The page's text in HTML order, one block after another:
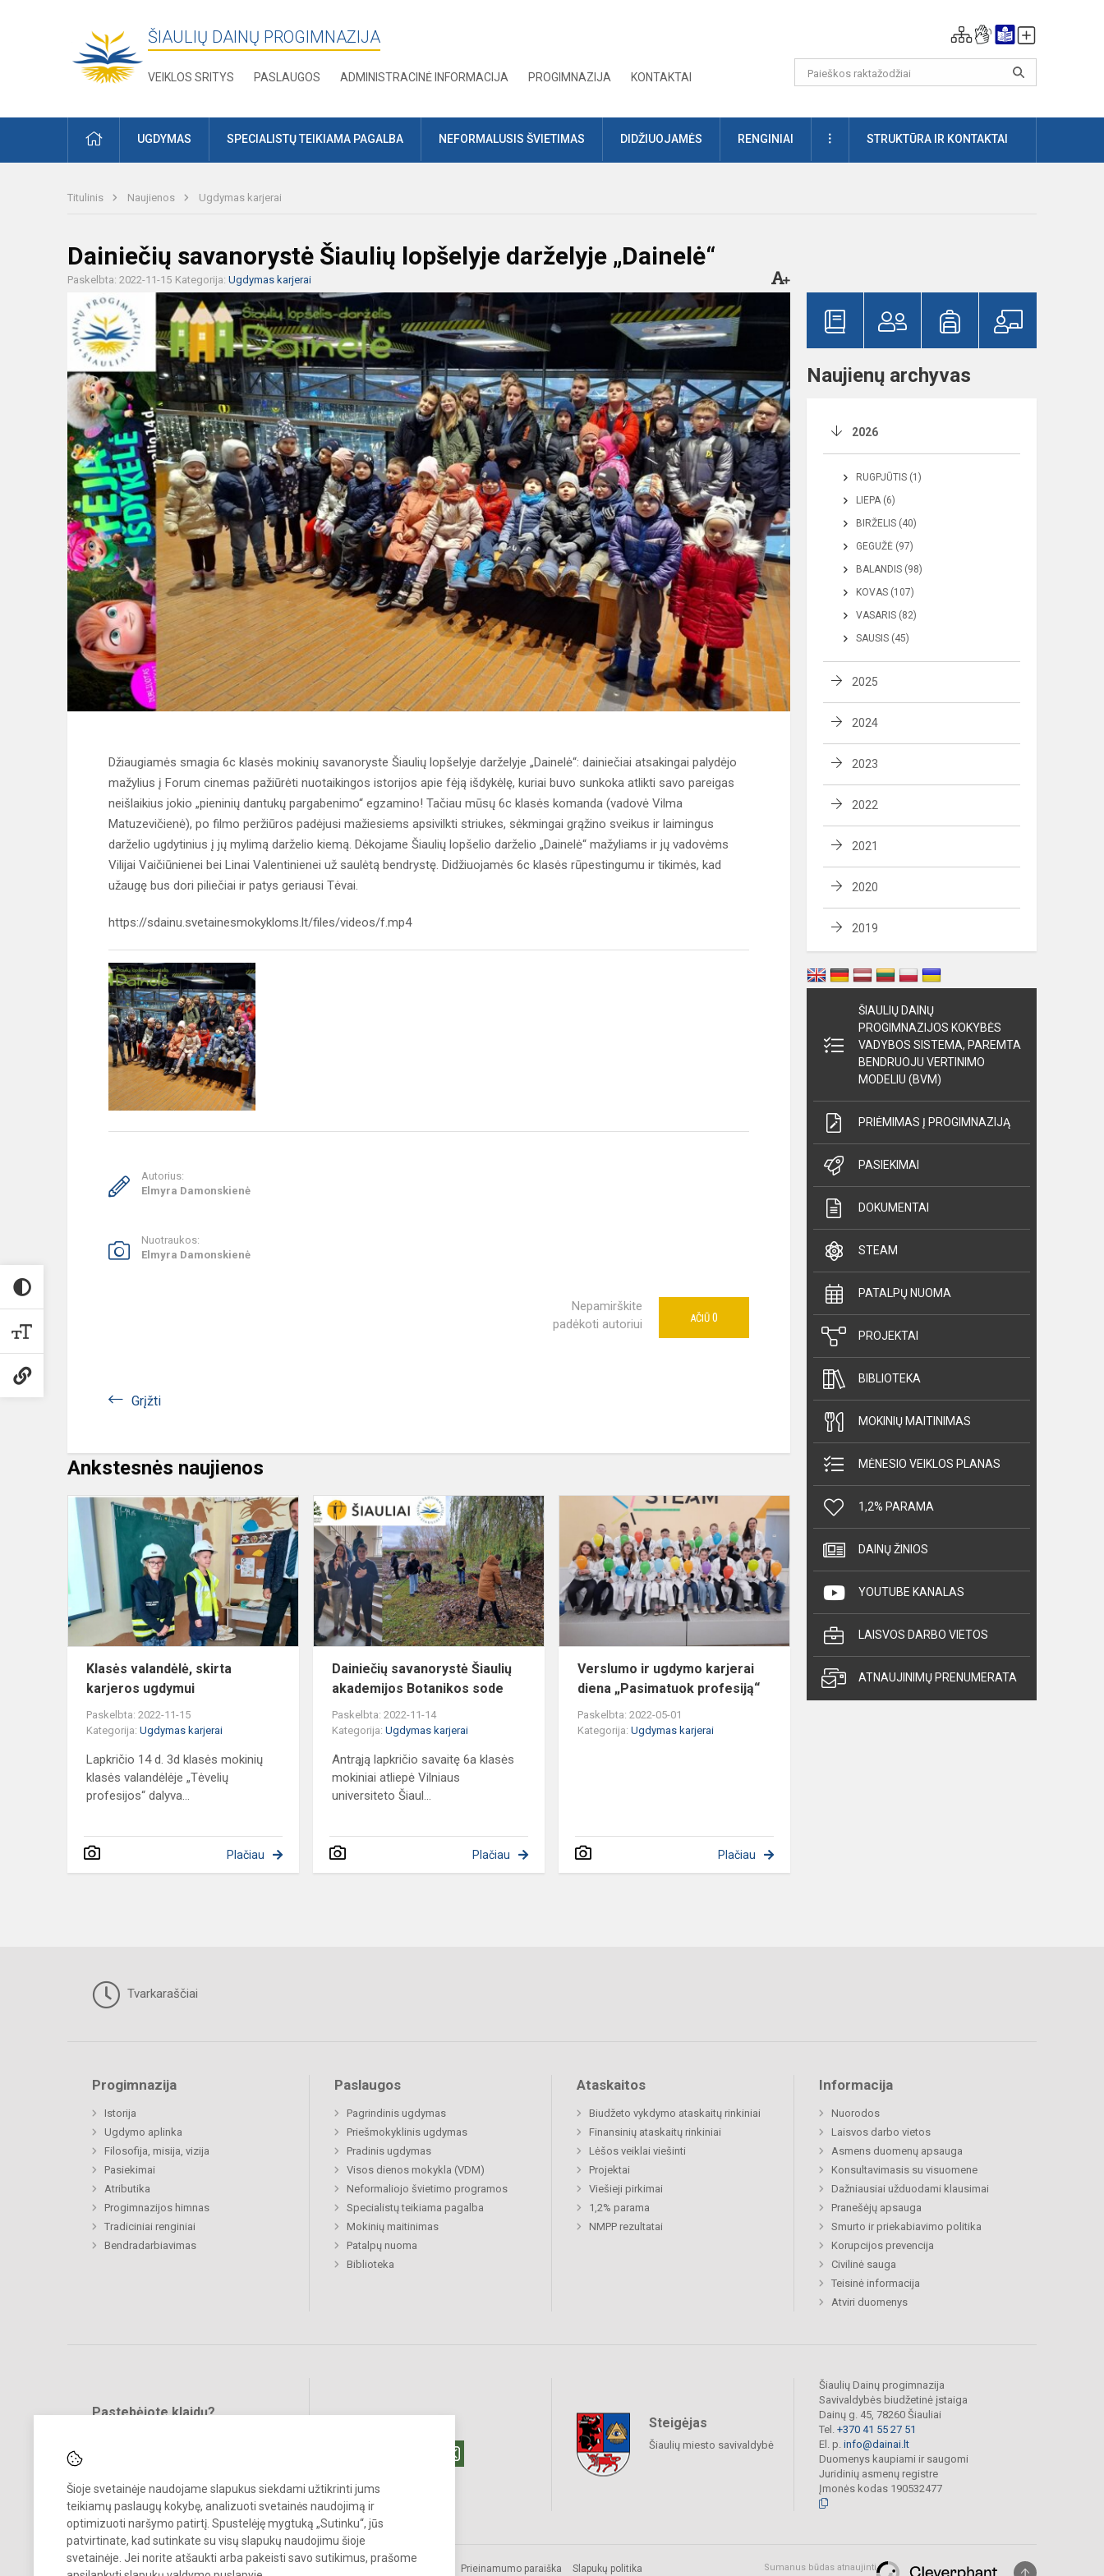
Šioje svetainėje naudojame slapukus siekdami užtikrinti jums
teikiamų paslaugų kokybę, analizuoti svetainės naudojimą ir
optimizuoti naršymo patirtį. Spustelėję mygtuką „Sutinku“, jūs
patvirtinate, kad sutinkate su visų slapukų naudojimu šioje
svetainėje. Jei norite atšaukti arba pakeisti savo sutikimus, prašome
ŠIAULIŲ DAINŲ PROGIMNAZIJA
VEIKLOS SRITYS PASLAUGOS ADMINISTRACINĖ INFORMACIJA PROGIMNAZIJA KONTAKTAI
PRADŽIAUGDYMAS SPECIALISTŲ TEIKIAMA PAGALBA NEFORMALUSIS ŠVIETIMAS DIDŽIUOJAMĖS RENGINIAI DAUGIAUSTRUKTŪRA IR KONTAKTAI
Titulinis Naujienos Ugdymas karjerai
Dainiečių savanorystė Šiaulių lopšelyje darželyje „Dainelė“
Paskelbta: 2022-11-15 Kategorija: Ugdymas karjerai
Džiaugiamės smagia 6c klasės mokinių savanoryste Šiaulių lopšelyje darželyje „Dainelė“: dainiečiai atsakingai palydėjo
mažylius į Forum cinemas pažiūrėti nuotaikingos istorijos apie fėją išdykėlę, kuriai buvo sunkoka atlikti savo pareigas
neišlaikius jokio „pieninių dantukų pargabenimo“ egzamino! Tačiau mūsų 6c klasės komanda (vadovė Vilma
Matuzevičienė), po filmo peržiūros padėjusi mažiesiems apsivilkti striukes, sėkmingai grąžino sveikus ir laimingus
darželio ugdytinius į jų mylimą darželio kiemą. Dėkojame Šiaulių lopšelio darželio „Dainelė“ mažyliams ir jų vadovėms
Vilijai Vaičiūnienei bei Linai Valentinienei už saulėtą bendrystę. Didžiuojamės 6c klasės rūpestingumu ir tikimės, kad
užaugę bus dori piliečiai ir patys geriausi Tėvai.
https://sdainu.svetainesmokykloms.lt/files/videos/f.mp4
Autorius:
Elmyra Damonskienė
Nuotraukos:
Elmyra Damonskienė
Nepamirškite
padėkoti autoriui
AČIŪ 0
Grįžti
Ankstesnės naujienos
Klasės
valandėlė,
skirta
karjeros
ugdymui
Klasės valandėlė, skirta
karjeros ugdymui
Paskelbta: 2022-11-15
Kategorija: Ugdymas karjerai
Lapkričio 14 d. 3d klasės mokinių
klasės valandėlėje „Tėvelių
profesijos“ dalyva...
Plačiau
Dainiečių
savanorystė
Šiaulių
akademijos
Botanikos
sode
Dainiečių savanorystė Šiaulių
akademijos Botanikos sode
Paskelbta: 2022-11-14
Kategorija:Ugdymas karjerai
Antrąją lapkričio savaitę 6a klasės
mokiniai atliepė Vilniaus
universiteto Šiaul...
Plačiau
Verslumo
ugdymo
karjerai
diena
„Pasimatuok
profesiją“
Verslumo ir ugdymo karjerai
diena „Pasimatuok profesiją“
Paskelbta: 2022-05-01
Kategorija:Ugdymas karjerai
Plačiau
Naujienų archyvas
2026
RUGPJŪTIS (1)
LIEPA (6)
BIRŽELIS (40)
GEGUŽĖ (97)
BALANDIS (98)
KOVAS (107)
VASARIS (82)
SAUSIS (45)
2025
2024
2023
2022
2021
2020
2019
ŠIAULIŲ DAINŲ
PROGIMNAZIJOS KOKYBĖS
VADYBOS SISTEMA, PAREMTA
BENDRUOJU VERTINIMO
MODELIU (BVM)
PRIĖMIMAS Į PROGIMNAZIJĄ
PASIEKIMAI
DOKUMENTAI
STEAM
PATALPŲ NUOMA
PROJEKTAI
BIBLIOTEKA
MOKINIŲ MAITINIMAS
MĖNESIO VEIKLOS PLANAS
1,2% PARAMA
DAINŲ ŽINIOS
YOUTUBE KANALAS
LAISVOS DARBO VIETOS
ATNAUJINIMŲ PRENUMERATA
Tvarkaraščiai
Progimnazija
Istorija
Ugdymo aplinka
Filosofija, misija, vizija
Pasiekimai
Atributika
Progimnazijos himnas
Tradiciniai renginiai
Bendradarbiavimas
Paslaugos
Pagrindinis ugdymas
Priešmokyklinis ugdymas
Pradinis ugdymas
Visos dienos mokykla (VDM)
Neformaliojo švietimo programos
Specialistų teikiama pagalba
Mokinių maitinimas
Patalpų nuoma
Biblioteka
Ataskaitos
Biudžeto vykdymo ataskaitų rinkiniai
Finansinių ataskaitų rinkiniai
Lėšos veiklai viešinti
Projektai
Viešieji pirkimai
1,2% parama
NMPP rezultatai
Informacija
Nuorodos
Laisvos darbo vietos
Asmens duomenų apsauga
Konsultavimasis su visuomene
Dažniausiai užduodami klausimai
Pranešėjų apsauga
Smurto ir priekabiavimo politika
Korupcijos prevencija
Civilinė sauga
Teisinė informacija
Atviri duomenys
Pastebėjote klaidų?
Steigėjas
Šiaulių miesto savivaldybė
Šiaulių Dainų progimnazija
Savivaldybės biudžetinė įstaiga
Dainų g. 45, 78260 Šiauliai
Tel. +370 41 55 27 51
El. p. info@dainai.lt
Duomenys kaupiami ir saugomi
Juridinių asmenų registre
Įmonės kodas 190532477
© 2023. Šiaulių Dainų progimnazija. Visos teisės saugomos.
Prieinamumo paraiška Slapukų politika
Sumanus būdas atnaujinti